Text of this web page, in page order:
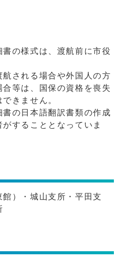
の様式は、渡航前に市役
される場合や外国人の方
等は、国保の資格を喪失
きません。
の日本語翻訳書類の作成
することとなっていま
）・城山支所・平田支